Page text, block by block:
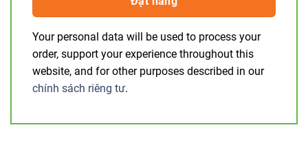
Your personal data will be used to process your
order, support your experience throughout this
website, and for other purposes described in our
chính sách riêng tư.